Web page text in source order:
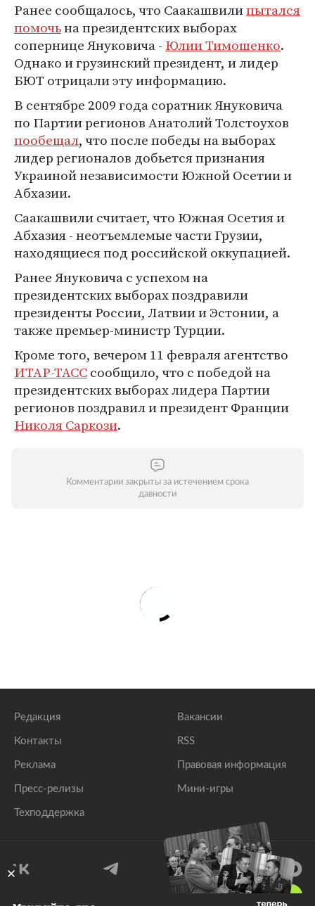
Ранее сообщалось, что Саакашвилипытался
помочьна президентских выборах
сопернице Януковича - Юлии Тимошенко.
Однако и грузинский президент, и лидер
БЮТ отрицали эту информацию.
В сентябре 2009 года соратник Януковича
по Партии регионов Анатолий Толстоухов
пообещал, что после победы на выборах
лидер регионалов добьется признания
Украиной независимости Южной Осетии и
Абхазии.
Саакашвили считает, что Южная Осетия и
Абхазия - неотъемлемые части Грузии,
находящиеся под российской оккупацией.
Ранее Януковича с успехом на
президентских выборах поздравили
президенты России, Латвии и Эстонии, а
также премьер-министр Турции.
Кроме того, вечером 11 февраля агентство
ИТАР-ТАССсообщило, что с победой на
президентских выборах лидера Партии
регионов поздравил и президент Франции
Николя Саркози.
Комментарии закрыты за истечением срока
давности
Редакция
Контакты
Реклама
Пресс-релизы
Техподдержка
Вакансии
RSS
Правовая информация
Мини-игры